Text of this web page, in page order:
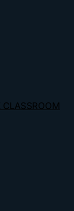
CLASSROOM